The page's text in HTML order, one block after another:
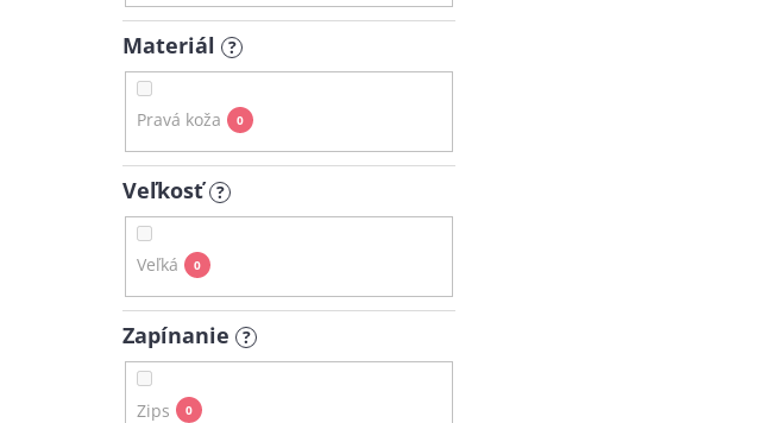
Materiál ?
Pravá koža 0
Veľkosť ?
Veľká 0
Zapínanie ?
Zips 0